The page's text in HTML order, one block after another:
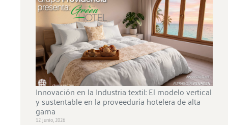
Innovación en la Industria textil: El modelo vertical
y sustentable en la proveeduría hotelera de alta
gama
12 junio, 2026